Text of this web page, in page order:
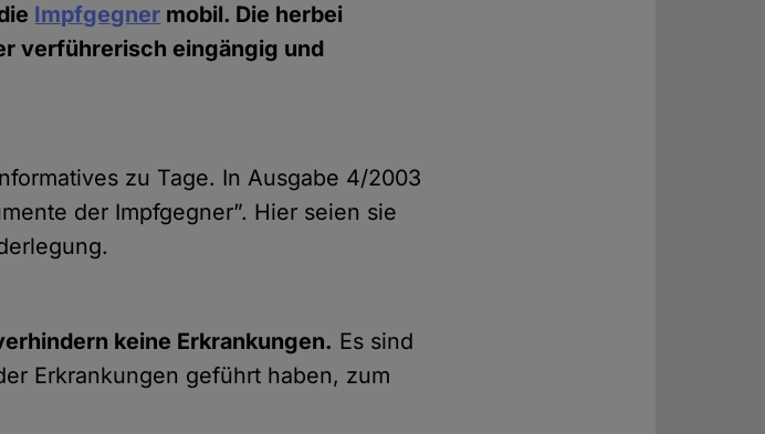
Impfgegner mobil. Die herbei
verführerisch eingängig und
zu Tage. In Ausgabe 4/2003
der Impfgegner”. Hier seien sie
keine Erkrankungen. Es sind
Erkrankungen geführt haben, zum